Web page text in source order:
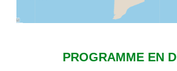
PROGRAMME EN